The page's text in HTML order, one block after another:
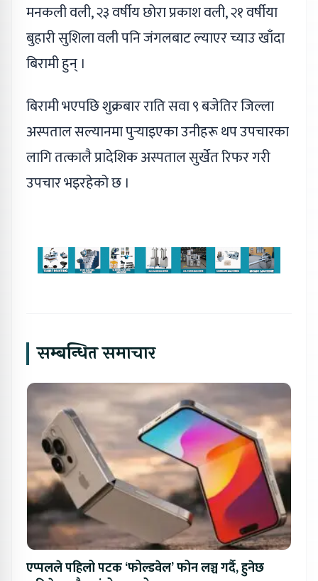
मनकली वली, २३ वर्षीय छोरा प्रकाश वली, २१ वर्षीया
बुहारी सुशिला वली पनि जंगलबाट ल्याएर च्याउ खाँदा
बिरामी हुन् ।
बिरामी भएपछि शुक्रबार राति सवा ९ बजेतिर जिल्ला
अस्पताल सल्यानमा पुर्‍याइएका उनीहरू थप उपचारका
लागि तत्कालै प्रादेशिक अस्पताल सुर्खेत रिफर गरी
उपचार भइरहेको छ ।
सम्बन्धित समाचार
एप्पलले पहिलो पटक ‘फोल्डवेल’ फोन लञ्च गर्दै, हुनेछ